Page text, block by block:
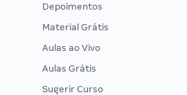
Depoimentos
Material Grátis
Aulas ao Vivo
Aulas Grátis
Sugerir Curso